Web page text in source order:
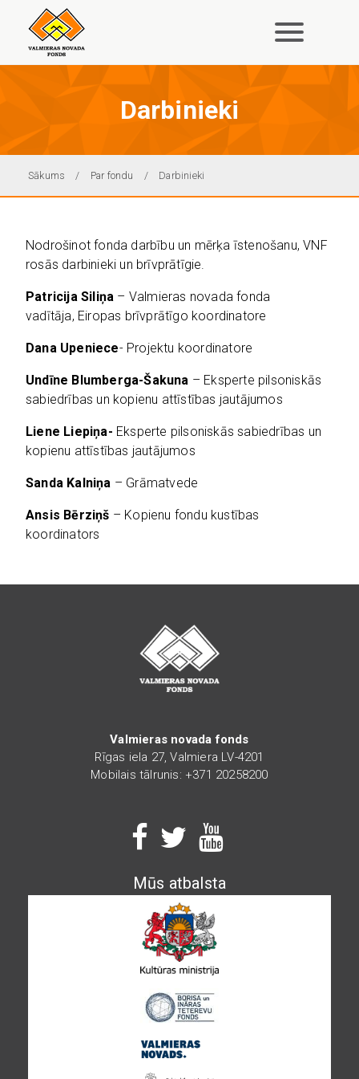
galveno
saturu
Darbinieki
Sākums
Par fondu Darbinieki
Nodrošinot fonda darbību un mērķa īstenošanu, VNF
rosās darbinieki un brīvprātīgie.
Patricija Siliņa – Valmieras novada fonda
vadītāja, Eiropas brīvprātīgo koordinatore
Dana Upeniece- Projektu koordinatore
Undīne Blumberga-Šakuna – Eksperte pilsoniskās
sabiedrības un kopienu attīstības jautājumos
Liene Liepiņa- Eksperte pilsoniskās sabiedrības un
kopienu attīstības jautājumos
Sanda Kalniņa – Grāmatvede
Ansis Bērziņš – Kopienu fondu kustības
koordinators
Valmieras novada fonds
Rīgas iela 27, Valmiera LV-4201
Mobilais tālrunis: +371 20258200
Mūs atbalsta
Image
Image
Image